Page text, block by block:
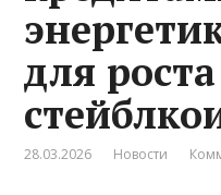
для
28.03.2026 Новости